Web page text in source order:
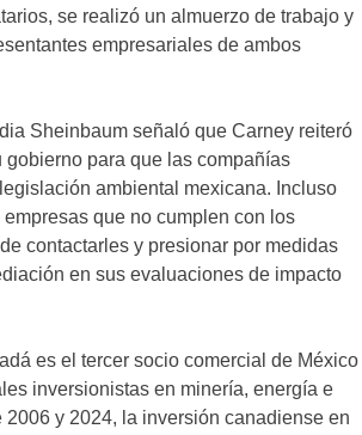
se realizó un almuerzo de trabajo y
empresariales de ambos
Sheinbaum señaló que Carney reiteró
gobierno para que las compañías
ambiental mexicana. Incluso
que no cumplen con los
contactarles y presionar por medidas
en sus evaluaciones de impacto
es el tercer socio comercial de México
inversionistas en minería, energía e
2006 y 2024, la inversión canadiense en